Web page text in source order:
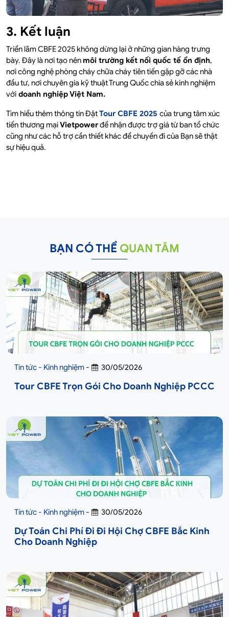
3. Kết luận
Triển lãm CBFE 2025 không dừng lại ở những gian hàng trưng
bày. Đây là nơi tạo nên môi trường kết nối quốc tế ổn định,
nơi công nghệ phòng cháy chữa cháy tiên tiến gặp gỡ các nhà
đầu tư, nơi chuyên gia kỹ thuật Trung Quốc chia sẻ kinh nghiệm
với doanh nghiệp Việt Nam.
Tìm hiểu thêm thông tin ĐặtTour CBFE 2025 của trung tâm xúc
tiến thương mạiVietpowerđể nhận được trợ giá từ ban tổ chức
cũng như các hỗ trợ cần thiết khác để chuyến đi của Bạn sẽ thật
sự hiệu quả.
BẠN CÓ THỂ QUAN TÂM
Tin tức - Kinh nghiệm - 30/05/2026
Tour CBFE Trọn Gói Cho Doanh Nghiệp PCCC
Tin tức - Kinh nghiệm - 30/05/2026
Dự Toán Chi Phí Đi Đi Hội Chợ CBFE Bắc Kinh
Cho Doanh Nghiệp